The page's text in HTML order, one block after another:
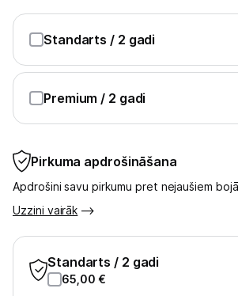
Tehnikas izvešana
Tet pakalpojumi
Kontakti
Informācija
Pirkuma apdrošināšana
Apdrošini savu pirkumu pret nejaušiem
Uzzini vairāk
Standarts / 2 gadi
65,00 €
Standarts / 2 gadi
Premium / 2 gadi